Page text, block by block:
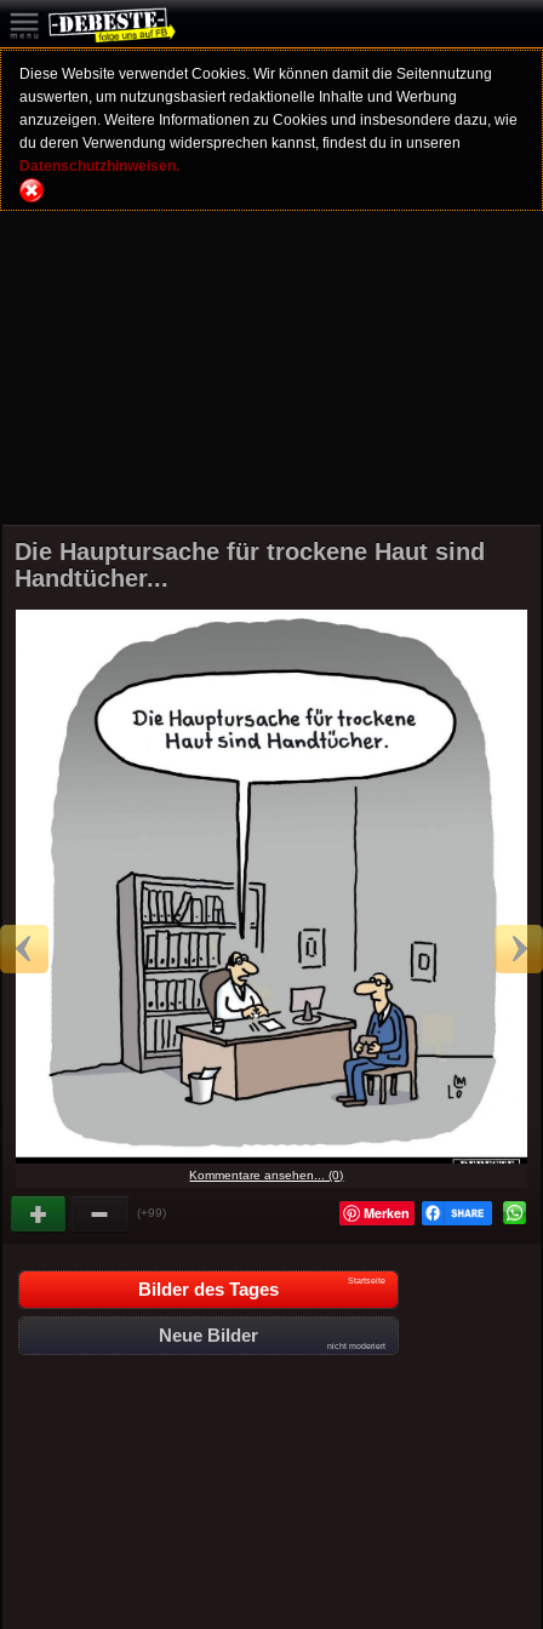
Diese Website verwendet Cookies. Wir können damit die Seitennutzung
auswerten, um nutzungsbasiert redaktionelle Inhalte und Werbung
anzuzeigen. Weitere Informationen zu Cookies und insbesondere dazu, wie
du deren Verwendung widersprechen kannst, findest du in unseren
Datenschutzhinweisen.
Die Hauptursache für trockene Haut sind
Handtücher...
Kommentare ansehen... (0)
(+99) Merken
Bilder des Tages Startseite
Neue Bilder
nicht moderiert